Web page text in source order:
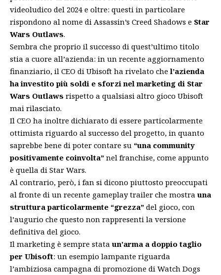
videoludico del 2024 e oltre: questi in particolare
rispondono al nome di Assassin’s Creed Shadows e Star
Wars Outlaws.
Sembra che proprio il successo di quest’ultimo titolo
stia a cuore all’azienda: in un recente aggiornamento
finanziario, il CEO di Ubisoft ha rivelato chel’azienda
ha investito più soldi e sforzi nel marketing di Star
Wars Outlaws rispetto a qualsiasi altro gioco Ubisoft
mai rilasciato.
Il CEO ha inoltre dichiarato di essere particolarmente
ottimista riguardo al successo del progetto, in quanto
saprebbe bene di poter contare su “una community
positivamente coinvolta” nel franchise, come appunto
è quella di Star Wars.
Al contrario, però, i fan si dicono piuttosto preoccupati
al fronte di un recente gameplay trailer che mostra una
struttura particolarmente “grezza” del gioco, con
l’augurio che questo non rappresenti la versione
definitiva del gioco.
Il marketing è sempre stata un’arma a doppio taglio
per Ubisoft: un esempio lampante riguarda
l’ambiziosa campagna di promozione di Watch Dogs